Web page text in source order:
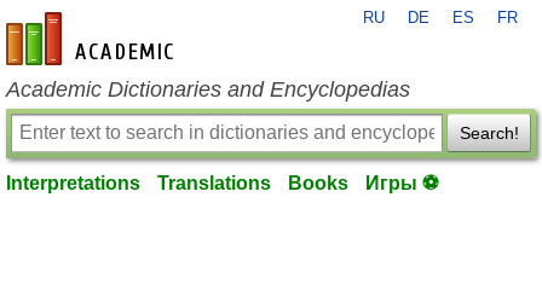
en-academic.com
RU DE ES FR
Academic Dictionaries and Encyclopedias
Search!
Interpretations Translations Books Игры ⚽